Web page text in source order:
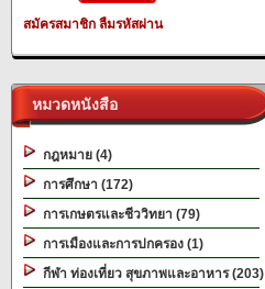
สมัครสมาชิก ลืมรหัสผ่าน
หมวดหนังสือ
กฎหมาย (4)
การศึกษา (172)
การเกษตรและชีววิทยา (79)
การเมืองและการปกครอง (1)
กีฬา ท่องเที่ยว สุขภาพและอาหาร (203)